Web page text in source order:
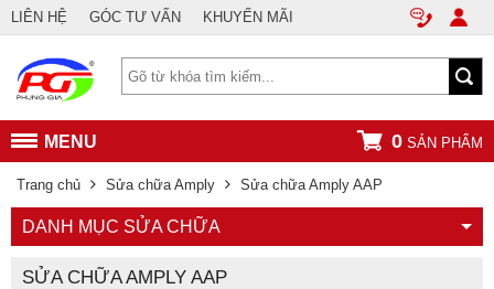
LIÊN HỆ GÓC TƯ VẤN KHUYẾN MÃI
MENU 0 SẢN PHẨM
Trang chủ Sửa chữa Amply Sửa chữa Amply AAP
DANH MỤC SỬA CHỮA
SỬA CHỮA AMPLY AAP